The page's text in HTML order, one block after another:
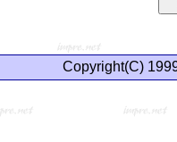
Copyright(C)